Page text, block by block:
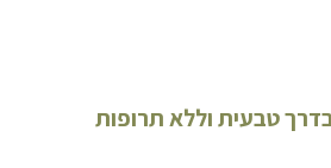
טבעית וללא תרופות